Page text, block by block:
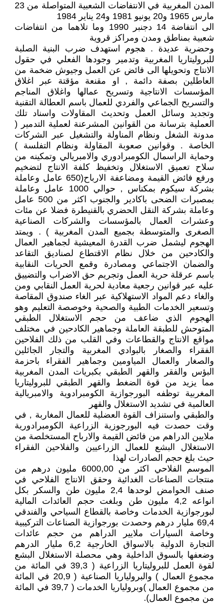
المدن المغربية في الانتفاضات الشعبية المتواصلة من 23
مارس 1965 و20 يونيو 1981 و24 يناير 1984
الى انتفاضة 14 دجنبر 1990 وما تلاهما من انتفاضات
شعبية بمناطق ومدن ومراكز قروية
وحضرية عديدة . هجوم استهدف ضرب البنية الصلبة
للبروليتاريا المغربية وتدمير وجودها الفعلي في حقول
الانتاج وتحويلها الى فائض عن العمل وجيوش ضخمة من
العاطلين بصفة دائمة , او مقنعة مؤقتة عبر اغلاق
المؤسسات الانتاجية وتسريح عمالها واغلاق المناجم
والتسريح الجماعي والفردي للعمال باسم العطالة التقنية
وتجديد وسائل العمل وتحديث المقاولات واسناد تلك
العملية بترسانة من القوانين المشرعنة لعملية التدمير (
مدونة الشغل ونظام المناولة والتشغيل عبر الشركات
الخاصة . وقوانين صعوبة المقاولة ونظام التفلسة )
وحماية الراسمال الكومبرادوري والامبريالي وتمكينه من
سلاح تعميق الاستغلال وتخفيظ كلفة الانتاج لتضخيم
ورفع فائض القيمة ومضاعفة الارباح(650 عامل وعاملة
بشركة سيكوم بمكناس , حوالي 1000 عامل وعاملة
بمصبرات الضحى باكادير والجنوب اكثر من 500 عامل
وعاملة بشركة النقل الحضري بالقنيطرة فضلا عن مئات
وعشرات العمال بالمؤسسات والشركات الصناعية
الصغرى والمتوسطة بجميع المدن المغربية ) . ويمتد
الهجوم ليشمل ضرب القدرة المعيشية لجماهير العمال
والكادحين من خلال نظام الاقتطاع لصناديق التقاعد
والضمان الاجتماعي ومصادرة وقمع الحريات النقابية
باسم عرقلة حرية العمل وتجريم حق الاضراب والتضييق
عليه عبر قوانين رجعية معادية لحرية العمل النقابي ومن
والغاء دعم المواد الاستهلاكية عبر الغاء صندوق المقاصة
وتسعير الخدمات الطبية والصحية وخوصصة التعليم وهو
الهجوم الذي ضاعف من حجم الاستغلال الطبقي
المتوحش للطبقة العاملة وجماهير الكادحين في مختلف
مواقع الانتاج والقطاعات وفي القلب من ذلك الفلاحين
الفقراء والصغار بالبوادي المغربية والتجار الجائلين
والصغار والعمال المياومين وجماهير الفقراء باحزمة
البؤس والفقر والقهر الطبقي بكبريات المدن المغربية
مما يزيد من قوة الضغط والقهر الطبقي للبروليتاريا
المغربية توظفه البورجوازية الكومبرادوية والامبريالية
العالمية في تشديد الاستغلال والقهر
والطبقي واستنزاف القوة العضلية للعمال المغاربة , في
وقت حصدت فيه البورجوزية الزراعية الكومبرادورية
ملايين الدراهم من فائض القيمة والارباح المستخلصة من
الاستغلال البشع للعمال الزراعيين والفلاحين الفقراء
حيث بلغ حجم الصادرات لهذا
الموسم الفلاحي اكثر من 6000,00 مليون درهم من
منتجات الصناعات الغدائية وحقق الانتاج الفلاحي في
صنف الحوامض لوحدها 2,4 مليون طن والسكر بكل
انواعه 4,2 مليون طن وبلغت حجم العائدات المالية
لبورجوازية الخدمات وخاصة بالقطاع السياحي والفندقي
69,4 مليار درهم وحصدت بورجوازية الصناعات التركيبية
وخاصة السيارات ملايير الدراهم من حجم عائدات
التجارة الدولية بالاسواق الخارجية 6,2 مليار الدرهم
وضعفها بالسوق الداخلية وهي محصلة الاستغلال البشع
لقوة العمل للبروليتاريا الزراعية ( 39,3 في المائة من
مجموع العمال ) والبرولياريا الصناعية ( 20,9 في المائة
من مجموع العمال )وبرولياريا الخدمات ( 39,7 في المائة
من مجموع العمال).